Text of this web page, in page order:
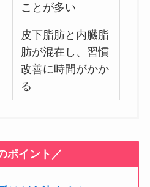
ことが多い
皮下脂肪と内臓脂
肪が混在し、習慣
改善に時間がかか
る
ポイント／